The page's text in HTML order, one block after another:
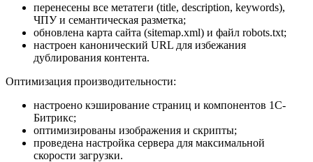
перенесены все метатеги (title, description, keywords),
ЧПУ и семантическая разметка;
обновлена карта сайта (sitemap.xml) и файл robots.txt;
настроен канонический URL для избежания
дублирования контента.
Оптимизация производительности:
настроено кэширование страниц и компонентов 1С-
Битрикс;
оптимизированы изображения и скрипты;
проведена настройка сервера для максимальной
скорости загрузки.